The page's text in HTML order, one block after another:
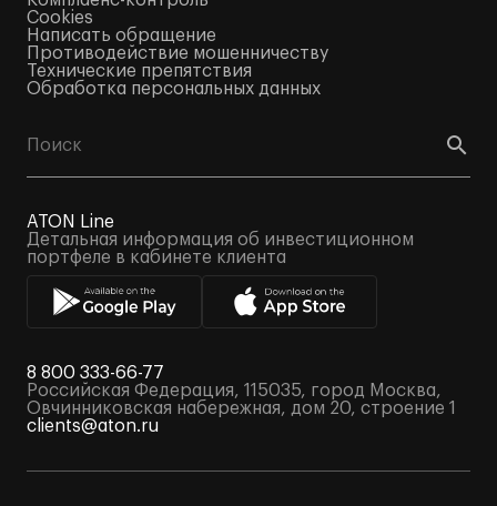
Cookies
Написать обращение
Противодействие мошенничеству
Технические препятствия
Обработка персональных данных
ATON Line
Детальная информация об инвестиционном
портфеле в кабинете клиента
8 800 333-66-77
Российская Федерация, 115035, город Москва,
Овчинниковская набережная, дом 20, строение 1
clients@aton.ru